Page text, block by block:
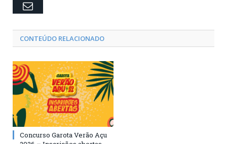
Email
CONTEÚDO RELACIONADO
Concurso Garota Verão Açu